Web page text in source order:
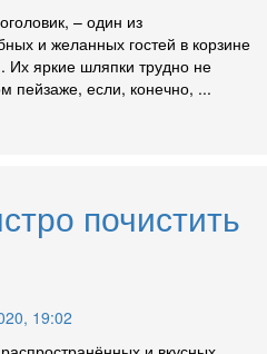
– один из
и желанных гостей в корзине
Их яркие шляпки трудно не
пейзаже, если, конечно, ...
почистить
19:02